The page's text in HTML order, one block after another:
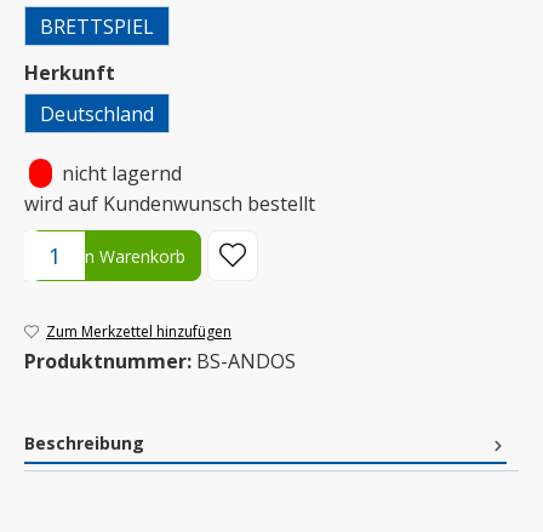
BRETTSPIEL
Herkunft
Deutschland
nicht lagernd
wird auf Kundenwunsch bestellt
Produkt Anzahl: Gib den gewünschten Wert ein oder benutze
In den Warenkorb
Zum Merkzettel hinzufügen
Produktnummer: BS-ANDOS
Beschreibung